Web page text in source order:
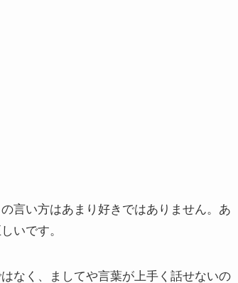
言い方はあまり好きではありません。あ
いです。
なく、ましてや言葉が上手く話せないの